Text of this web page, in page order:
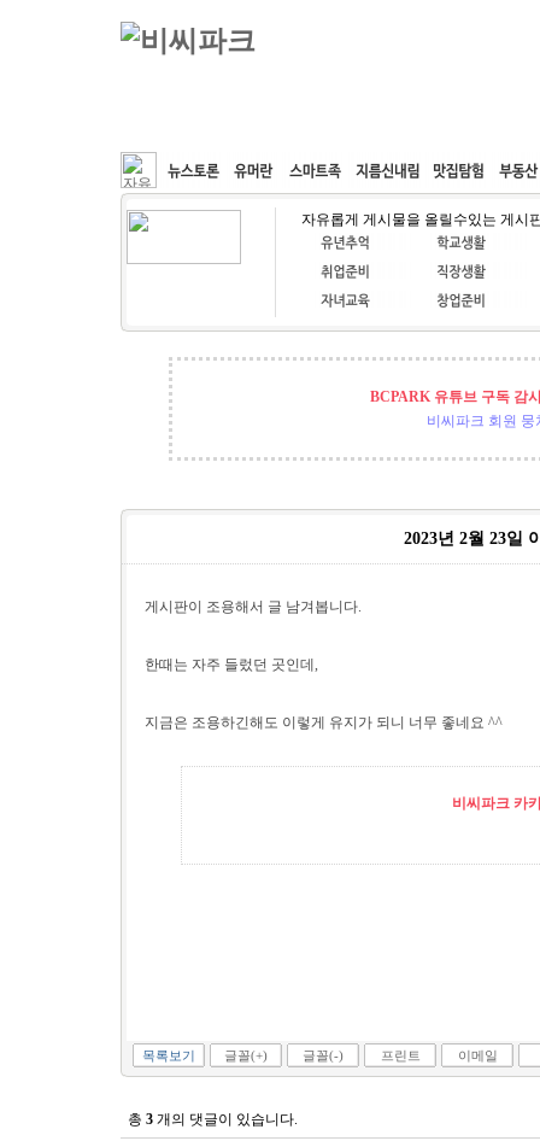
커뮤니티 속도패치 웹호스팅 공동구매
자유롭게 게시물을 올릴수있는 게시
BCPARK 유튜브 구독 감
비씨파크 회원 뭉
2023년 2월 23일
게시판이 조용해서 글 남겨봅니다.
한때는 자주 들렀던 곳인데,
지금은 조용하긴해도 이렇게 유지가 되니 너무 좋네요 ^^
비씨파크 카
목록보기 글꼴(+) 글꼴(-) 프린트 이메일
총 3 개의 댓글이 있습니다.